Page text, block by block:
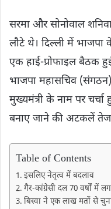
सरमा और सोनोवाल
लौटे थे। दिल्ली में भाजपा के
एक हाई-प्रोफाइल बैठक
भाजपा महासचिव
मुख्यमंत्री के नाम पर
बनाए जाने की अटकलें तेज
Table of Contents
इसलिए नेतृत्व में बदलाव
गैर-कांग्रेसी दल 70 वर्षों में
बिस्वा ने एक लाख मतों से